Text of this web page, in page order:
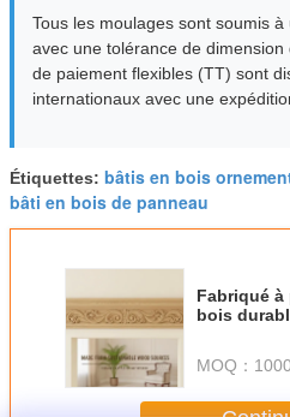
Tous les moulages sont soumis
avec une tolérance de
de paiement flexibles (TT) sont
internationaux avec une
Étiquettes: bâtis en bois
bâti en bois de panneau
Fabriqué
bois
ajouter de
MOQ：